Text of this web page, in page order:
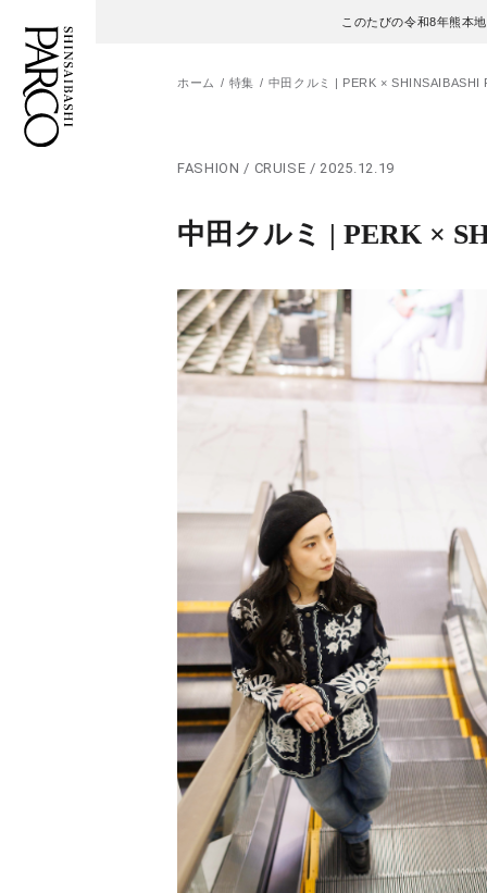
このたびの令和8年熊本
フロアガイド
ニュース
レストラン・カフェ
ENGLISH
ภาษาไทย
ホーム 特集 中田クルミ | PERK ×
FASHION / CRUISE / 2025.12.19
中田クルミ | PERK ×